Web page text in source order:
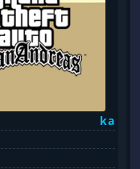
ka